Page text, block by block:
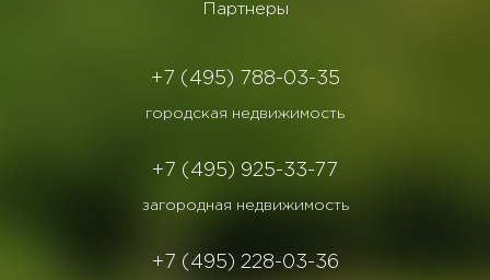
Партнеры
+7 (495) 788-03-35
городская недвижимость
+7 (495) 925-33-77
загородная недвижимость
+7 (495) 228-03-36